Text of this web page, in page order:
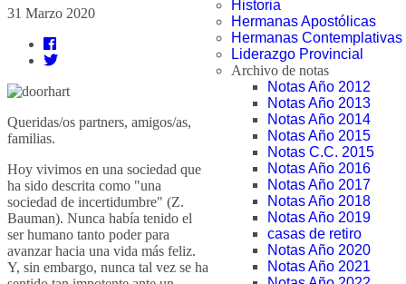
Historia
Hermanas Apostólicas
Hermanas Contemplativas
Liderazgo Provincial
Archivo de notas
Notas Año 2012
Notas Año 2013
Notas Año 2014
Notas Año 2015
Notas C.C. 2015
Notas Año 2016
Notas Año 2017
Notas Año 2018
Notas Año 2019
casas de retiro
Notas Año 2020
Notas Año 2021
31 Marzo 2020
Queridas/os partners, amigos/as,
familias.
Hoy vivimos en una sociedad que
ha sido descrita como "una
sociedad de incertidumbre" (Z.
Bauman). Nunca había tenido el
ser humano tanto poder para
avanzar hacia una vida más feliz.
Y, sin embargo, nunca tal vez se ha